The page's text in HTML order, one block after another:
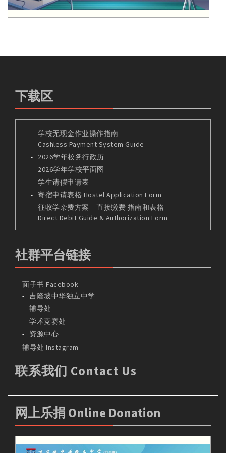
下载区
学校无现金作业操作指南
Cashless Payment System Guide
2026学年校务行政历
2026学年学校平面图
学生请假申请表
寄宿申请表格 Hostel Application Form
征收学杂费方案 – 直接缴费 指南和表格
Direct Debit Guide & Authorization Form
社群平台链接
面子书 Facebook
吉隆坡中华独立中学
辅导处
学术竞赛处
资源中心
辅导处 Instagram
联系我们 Contact Us
网上乐捐 Online Donation